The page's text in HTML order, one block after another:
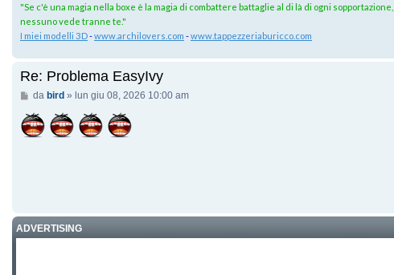
"Se c'è una magia nella boxe è la magia di combattere battaglie al di là di ogni
nessuno vede tranne te."
I miei modelli 3D-www.archilovers.com -www.tappezzeriaburicco.com
Re: Problema EasyIvy
Messaggio
da bird » lun giu 08, 2026 10:00 am
ADVERTISING